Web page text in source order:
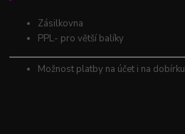
Zásilkovna
PPL- pro větší balíky
Možnost platby na účet i na dobírku